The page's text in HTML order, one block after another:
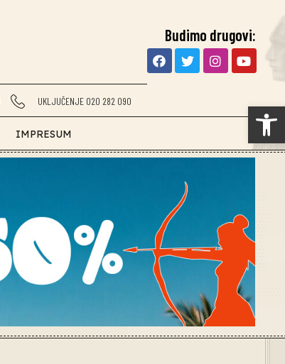
UKLJUČENJE 020 282 090
Budimo drugovi:
IMPRESUM